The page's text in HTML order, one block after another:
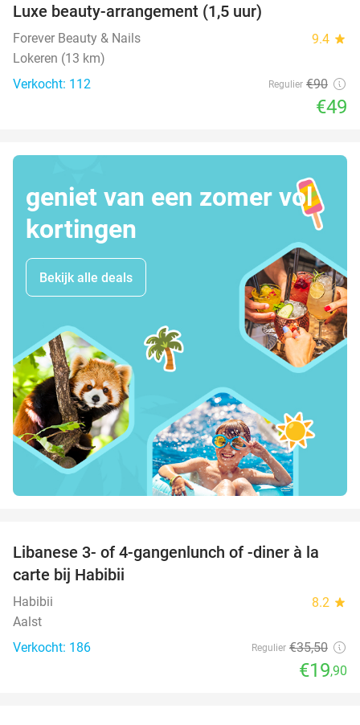
Luxe beauty-arrangement (1,5 uur)
Forever Beauty & Nails 9.4 star
Lokeren (13 km)
Verkocht: 112
Regulier €90
€49
geniet van een zomer vol
kortingen
Bekijk alle deals
44%
Libanese 3- of 4-gangenlunch of -diner à la
carte bij Habibii
Habibii 8.2 star
Aalst
Verkocht: 186
Regulier €35,50
€19,90